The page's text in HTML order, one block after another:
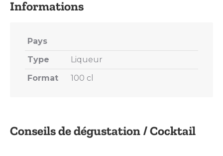
Conseils de dégustation / Cocktail
Pays
Type
Liqueur
Format
100 cl